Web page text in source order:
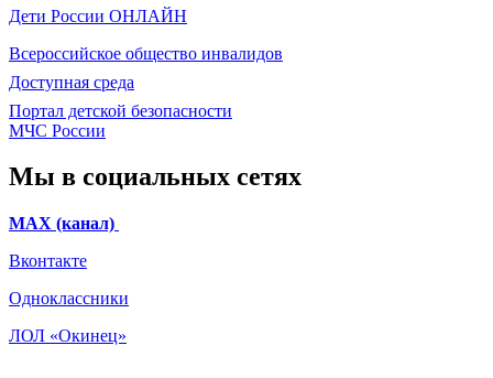
Дети России ОНЛАЙН
Всероссийское общество инвалидов
Доступная среда
Портал детской безопасности
МЧС России
Мы в социальных сетях
МАХ (канал)
Вконтакте
Одноклассники
ЛОЛ «Окинец»